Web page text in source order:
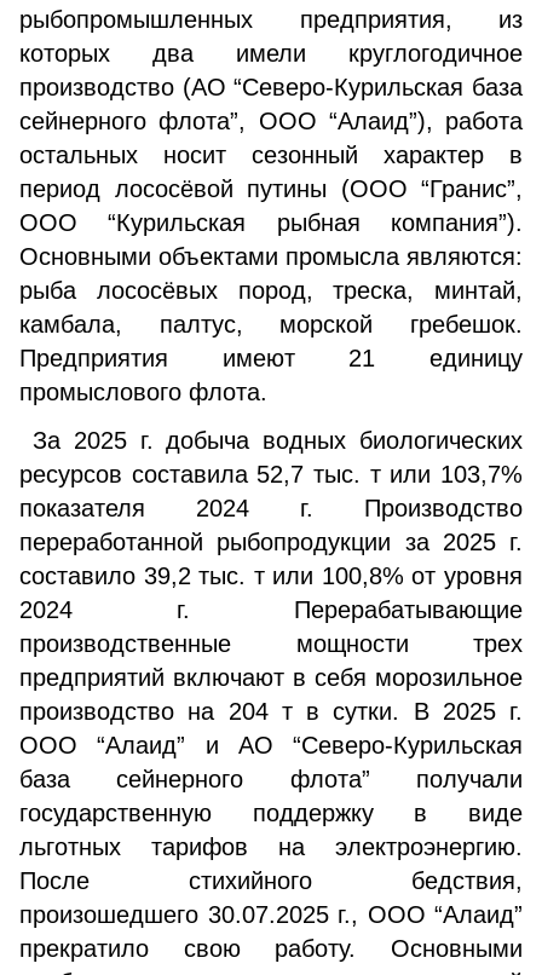
рыбопромышленных предприятия, из
которых два имели круглогодичное
производство (АО “Северо-Курильская база
сейнерного флота”, ООО “Алаид”), работа
остальных носит сезонный характер в
период лососёвой путины (ООО “Гранис”,
ООО “Курильская рыбная компания”).
Основными объектами промысла являются:
рыба лососёвых пород, треска, минтай,
камбала, палтус, морской гребешок.
Предприятия имеют 21 единицу
промыслового флота.
За 2025 г. добыча водных биологических
ресурсов составила 52,7 тыс. т или 103,7%
показателя 2024 г. Производство
переработанной рыбопродукции за 2025 г.
составило 39,2 тыс. т или 100,8% от уровня
2024 г. Перерабатывающие
производственные мощности трех
предприятий включают в себя морозильное
производство на 204 т в сутки. В 2025 г.
ООО “Алаид” и АО “Северо-Курильская
база сейнерного флота” получали
государственную поддержку в виде
льготных тарифов на электроэнергию.
После стихийного бедствия,
произошедшего 30.07.2025 г., ООО “Алаид”
прекратило свою работу. Основными